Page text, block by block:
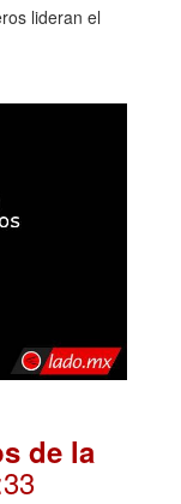
lideran el
de la